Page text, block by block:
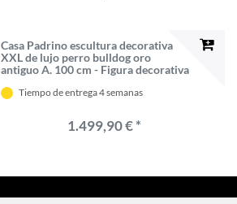
Casa Padrino escultura decorativa
XXL de lujo perro bulldog oro
antiguo A. 100 cm - Figura decorativa
Decoración de jardín XXL
Tiempo de entrega 4 semanas
1.499,90 € *